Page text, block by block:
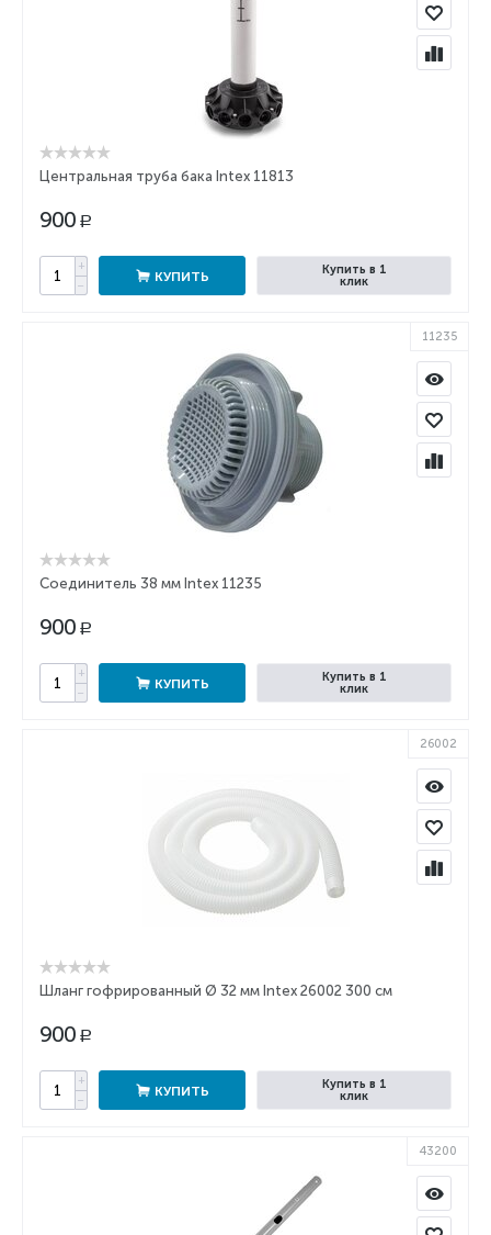
Центральная труба бака Intex 11813
900 Р
+
−
КУПИТЬ
Купить в 1
клик
11235
Соединитель 38 мм Intex 11235
900 Р
+
−
КУПИТЬ
Купить в 1
клик
26002
Шланг гофрированный Ø 32 мм Intex 26002 300 см
900 Р
+
−
КУПИТЬ
Купить в 1
клик
43200